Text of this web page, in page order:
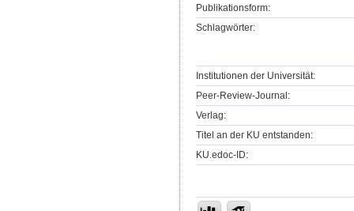
Publikationsform:
Schlagwörter:
Institutionen der Universität:
Peer-Review-Journal:
Verlag:
Titel an der KU entstanden:
KU.edoc-ID: